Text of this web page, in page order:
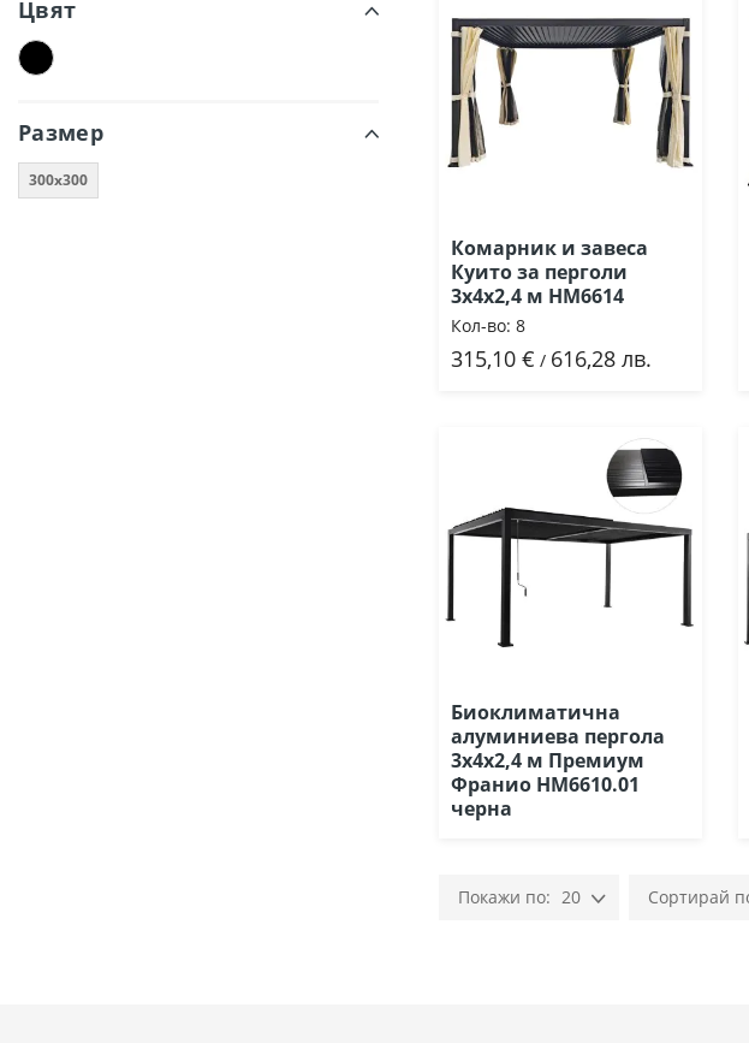
Комарник и завеса
Куито за перголи
3х4х2,4 м HM6614
Кол-во: 8
315,10 € / 616,28 лв.
Добави
Биоклиматична
алуминиева пергола
3x4x2,4 м Премиум
Франио HM6610.01
черна
20
Цвят
Размер
300x300